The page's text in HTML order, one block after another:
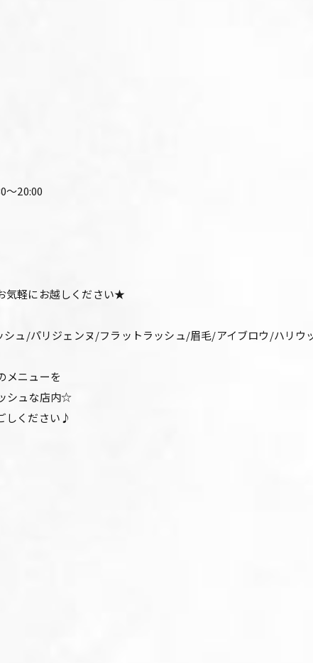
〜20:00
気軽にお越しください★
ュ/パリジェンヌ/フラットラッシュ/眉毛/アイブロウ/ハリウ
メニューを
シュな店内☆
しください♪